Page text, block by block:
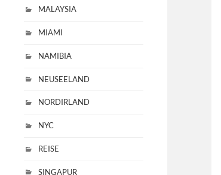
MALAYSIA
MIAMI
NAMIBIA
NEUSEELAND
NORDIRLAND
NYC
REISE
SINGAPUR